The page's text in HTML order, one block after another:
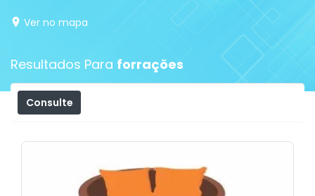
Ver no mapa
Resultados Para forrações
Consulte